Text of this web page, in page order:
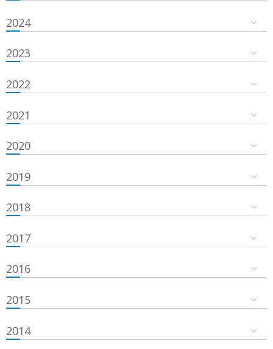
2024
2023
2022
2021
2020
2019
2018
2017
2016
2015
2014